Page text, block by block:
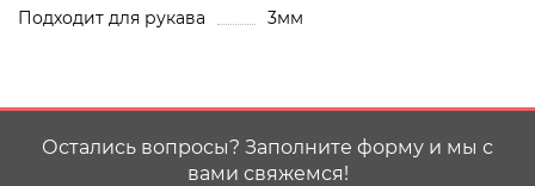
Подходит для рукава
3мм
Остались вопросы? Заполните форму и мы с
вами свяжемся!